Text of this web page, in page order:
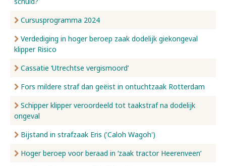
Cursusprogramma 2024
Verdediging in hoger beroep zaak dodelijk giekongeval
klipper Risico
Cassatie ‘Utrechtse vergismoord’
Fors mildere straf dan geëist in ontuchtzaak Rotterdam
Schipper klipper veroordeeld tot taakstraf na dodelijk
ongeval
Bijstand in strafzaak Eris ('Caloh Wagoh')
Hoger beroep voor beraad in ‘zaak tractor Heerenveen’